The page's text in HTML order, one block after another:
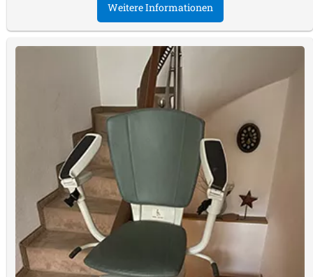
Weitere Informationen